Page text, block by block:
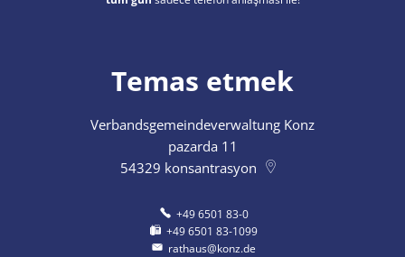
Temas etmek
Verbandsgemeindeverwaltung Konz
pazarda 11
54329 konsantrasyon
+49 6501 83-0
+49 6501 83-1099
rathaus@konz.de